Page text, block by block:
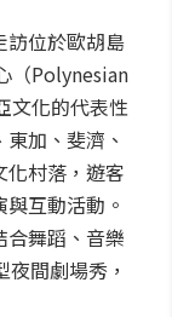
訪位於歐胡島
（Polynesian
文化的代表性
加、斐濟、
化村落，遊客
互動活動。
合舞蹈、音樂
間劇場秀，